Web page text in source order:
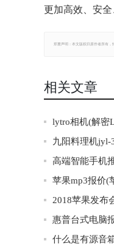
更加高效、安全
郑重声明：本文版权归原作者所有，
相关文章
lytro相机(解密
苹果mp3报价(
惠普台式电脑
什么是有源音